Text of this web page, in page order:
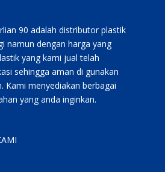
90 adalah distributor plastik
namun dengan harga yang
yang kami jual telah
sehingga aman di gunakan
Kami menyediakan berbagai
yang anda inginkan.